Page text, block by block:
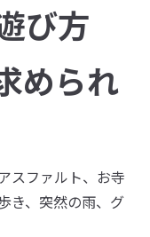
び方
められ
スファルト、お寺
き、突然の雨、グ